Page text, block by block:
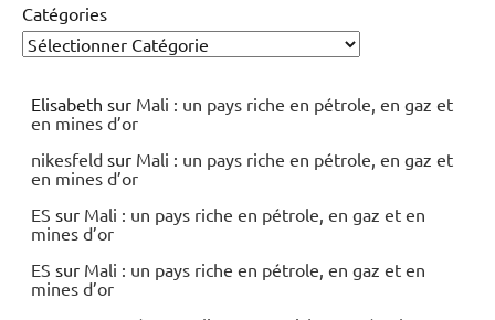
Catégories
Elisabeth sur Mali : un pays riche en pétrole, en gaz et
en mines d’or
nikesfeld sur Mali : un pays riche en pétrole, en gaz et
en mines d’or
ES sur Mali : un pays riche en pétrole, en gaz et en
mines d’or
ES sur Mali : un pays riche en pétrole, en gaz et en
mines d’or